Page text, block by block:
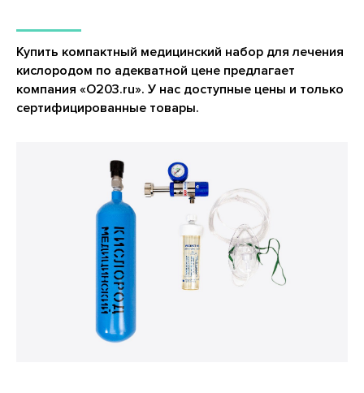
Купить компактный медицинский набор для лечения
кислородом по адекватной цене предлагает
компания «О203.ru». У нас доступные цены и только
сертифицированные товары.